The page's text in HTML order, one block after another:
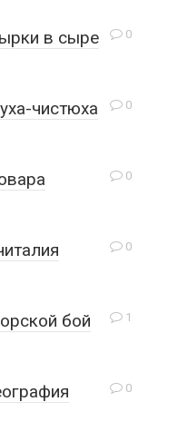
0
в сыре
0
чистюха
0
0
1
бой
0